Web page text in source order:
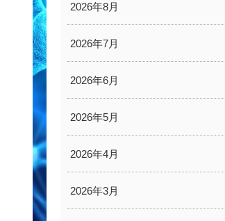
2026年8月
2026年7月
2026年6月
2026年5月
2026年4月
2026年3月